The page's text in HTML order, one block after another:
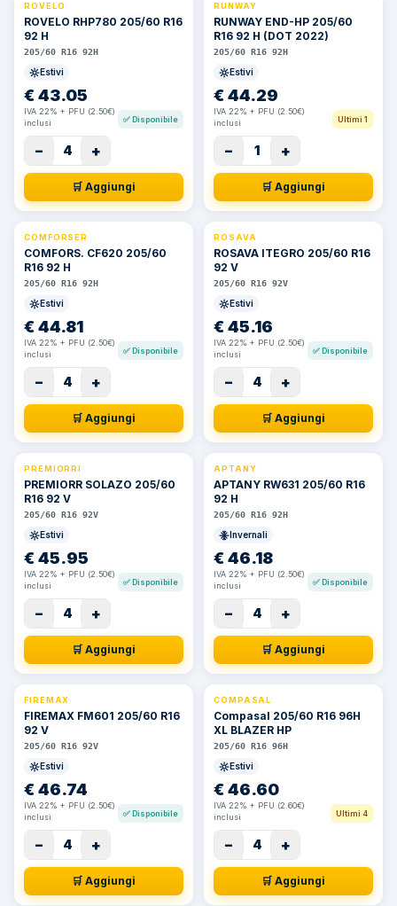
ROVELO
ROVELO RHP780 205/60 R16
92 H
205/60 R16 92H
Estivi
€43.05
IVA 22% + PFU (2.50€)
inclusi
✅Disponibile
− 4 +
🛒 Aggiungi
RUNWAY
RUNWAY END-HP 205/60
R16 92 H (DOT 2022)
205/60 R16 92H
Estivi
€44.29
IVA 22% + PFU (2.50€)
inclusi
Ultimi 1
− 1 +
🛒 Aggiungi
COMFORSER
COMFORS. CF620 205/60
R16 92 H
205/60 R16 92H
Estivi
€44.81
IVA 22% + PFU (2.50€)
inclusi
✅Disponibile
− 4 +
🛒 Aggiungi
ROSAVA
ROSAVA ITEGRO 205/60 R16
92 V
205/60 R16 92V
Estivi
€45.16
IVA 22% + PFU (2.50€)
inclusi
✅Disponibile
− 4 +
🛒 Aggiungi
PREMIORRI
PREMIORR SOLAZO 205/60
R16 92 V
205/60 R16 92V
Estivi
€45.95
IVA 22% + PFU (2.50€)
inclusi
✅Disponibile
− 4 +
🛒 Aggiungi
APTANY
APTANY RW631 205/60 R16
92 H
205/60 R16 92H
Invernali
€46.18
IVA 22% + PFU (2.50€)
inclusi
✅Disponibile
− 4 +
🛒 Aggiungi
FIREMAX
FIREMAX FM601 205/60 R16
92 V
205/60 R16 92V
Estivi
€46.74
IVA 22% + PFU (2.50€)
inclusi
✅Disponibile
− 4 +
🛒 Aggiungi
COMPASAL
Compasal 205/60 R16 96H
XL BLAZER HP
205/60 R16 96H
Estivi
€46.60
IVA 22% + PFU (2.60€)
inclusi
Ultimi 4
− 4 +
🛒 Aggiungi